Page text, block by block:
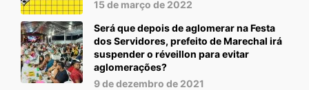
15 de março de 2022
Será que depois de aglomerar na Festa
dos Servidores, prefeito de Marechal irá
suspender o réveillon para evitar
aglomerações?
9 de dezembro de 2021